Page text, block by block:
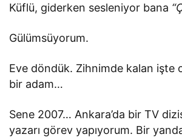
Küflü, giderken sesleniyor bana
Gülümsüyorum.
Eve döndük. Zihnimde kalan işte
bir adam…
Sene 2007… Ankara’da bir TV
yazarı görev yapıyorum. Bir